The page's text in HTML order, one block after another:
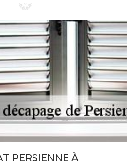
PERSIENNE À